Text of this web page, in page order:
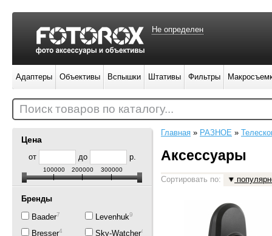
Цена
от до р.
100000 200000 300000
Бренды
Baader7
Bresser4
Levenhuk9
Sky-Watcher44
Главная » РАЗНОЕ »
Аксессуары
Сортировать по:
Не определен
Адаптеры Объективы Вспышки Штативы Фильтры
Поиск товаров по каталогу...